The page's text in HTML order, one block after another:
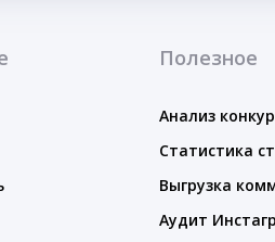
Полезное
Анализ
Статистика
Выгрузка
Аудит